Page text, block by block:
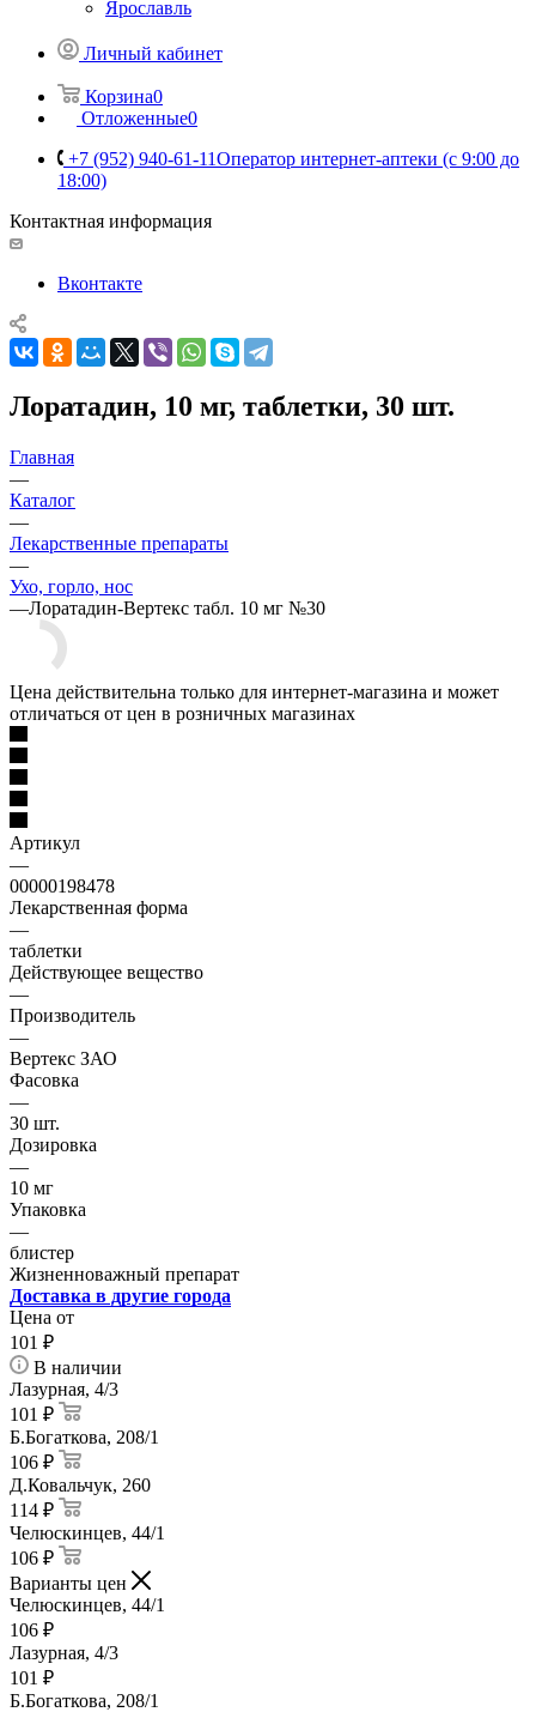
Ярославль
Личный кабинет
Корзина0
Отложенные0
+7 (952) 940-61-11Оператор интернет-аптеки (с 9:00 до
18:00)
Контактная информация
Вконтакте
Лоратадин, 10 мг, таблетки, 30 шт.
Главная
—
Каталог
—
Лекарственные препараты
—
Ухо, горло, нос
—Лоратадин-Вертекс табл. 10 мг №30
Цена действительна только для интернет-магазина и может
отличаться от цен в розничных магазинах
Артикул
—
00000198478
Лекарственная форма
—
таблетки
Действующее вещество
—
Производитель
—
Вертекс ЗАО
Фасовка
—
30 шт.
Дозировка
—
10 мг
Упаковка
—
блистер
Жизненноважный препарат
Доставка в другие города
Цена от
101 ₽
В наличии
Лазурная, 4/3
101 ₽
Б.Богаткова, 208/1
106 ₽
Д.Ковальчук, 260
114 ₽
Челюскинцев, 44/1
106 ₽
Варианты цен
Челюскинцев, 44/1
106 ₽
Лазурная, 4/3
101 ₽
Б.Богаткова, 208/1